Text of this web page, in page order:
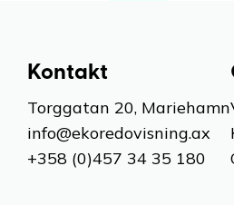
Kontakt
Torggatan 20, Mariehamn
info@ekoredovisning.ax
+358 (0)457 34 35 180